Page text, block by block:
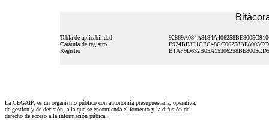
Tabla de aplicabilidad
Carátula de registro
Registro
La CEGAIP, es un organismo público con autonomía presupuestaria, operativa,
de gestión y de decisión, a la que se encomienda el fomento y la difusión del
derecho de acceso a la información púbica.